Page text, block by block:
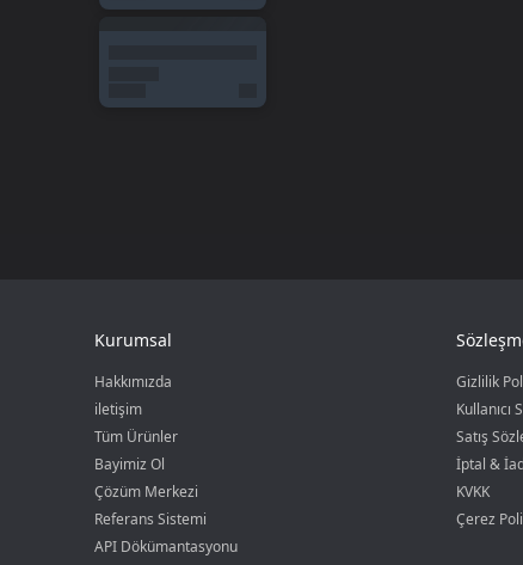
Kurumsal
Hakkımızda
iletişim
Tüm Ürünler
Bayimiz Ol
Çözüm Merkezi
Referans Sistemi
API Dökümantasyonu
Gizlilik
Kullanıcı
Satış
İptal &
KVKK
Çerez